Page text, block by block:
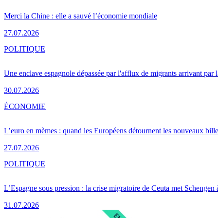
Merci la Chine : elle a sauvé l’économie mondiale
27.07.2026
Une enclave espagnole dépassée par l'afflux de migrants arrivant par
30.07.2026
POLITIQUE
L’euro en mèmes : quand les Européens détournent les nouveaux
27.07.2026
ÉCONOMIE
L’Espagne sous pression : la crise migratoire de Ceuta met Schengen
31.07.2026
POLITIQUE